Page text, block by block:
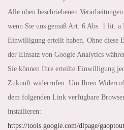
Alle oben beschriebenen
wenn Sie uns gemäß Art. 6 Abs. 1 lit.
Einwilligung erteilt haben. Ohne diese
der Einsatz von Google Analytics
Sie können Ihre erteilte Einwilligung
Zukunft widerrufen. Um Ihren Widerruf
dem folgenden Link verfügbare
installieren:
https://tools.google.com/dlpage/gaoptout